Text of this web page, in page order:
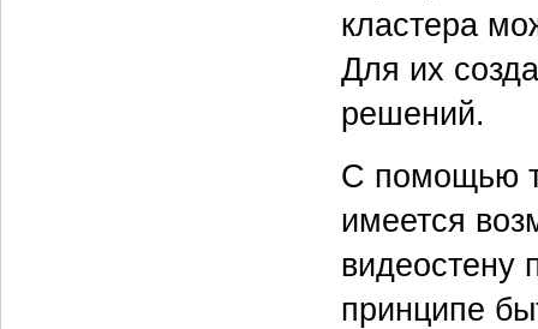
кластера
Для их
решений.
С помощью
имеется
видеостену
принципе